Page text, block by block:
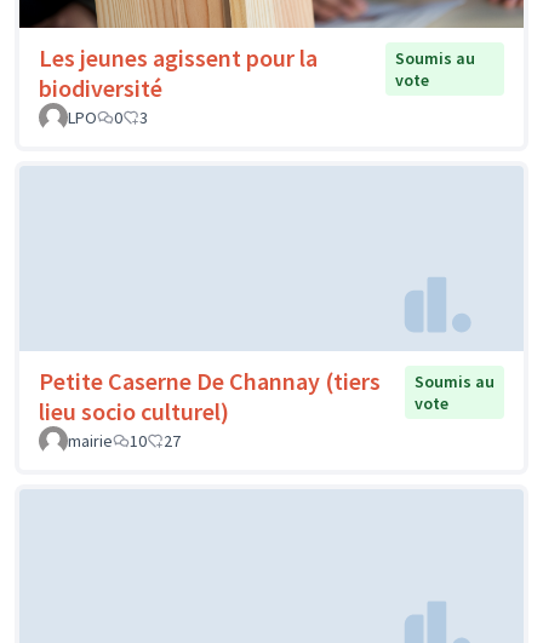
Les jeunes agissent pour la
biodiversité
Soumis au
vote
LPO
0 3
Petite Caserne De Channay (tiers
lieu socio culturel)
Soumis au
vote
mairie
10 27